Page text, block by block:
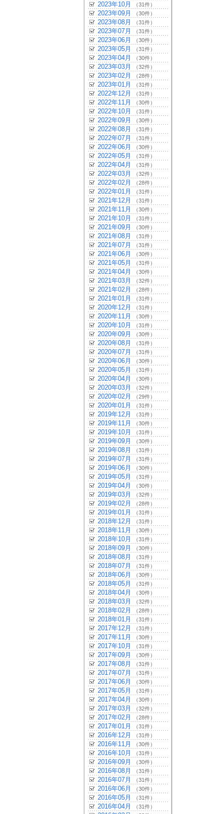
2023年10月 （31件）
2023年09月 （30件）
2023年08月 （31件）
2023年07月 （31件）
2023年06月 （30件）
2023年05月 （31件）
2023年04月 （30件）
2023年03月 （32件）
2023年02月 （28件）
2023年01月 （31件）
2022年12月 （31件）
2022年11月 （30件）
2022年10月 （31件）
2022年09月 （30件）
2022年08月 （31件）
2022年07月 （31件）
2022年06月 （30件）
2022年05月 （31件）
2022年04月 （31件）
2022年03月 （32件）
2022年02月 （28件）
2022年01月 （31件）
2021年12月 （31件）
2021年11月 （30件）
2021年10月 （31件）
2021年09月 （30件）
2021年08月 （31件）
2021年07月 （31件）
2021年06月 （30件）
2021年05月 （31件）
2021年04月 （30件）
2021年03月 （32件）
2021年02月 （28件）
2021年01月 （31件）
2020年12月 （31件）
2020年11月 （30件）
2020年10月 （31件）
2020年09月 （30件）
2020年08月 （31件）
2020年07月 （31件）
2020年06月 （30件）
2020年05月 （31件）
2020年04月 （30件）
2020年03月 （32件）
2020年02月 （29件）
2020年01月 （31件）
2019年12月 （31件）
2019年11月 （30件）
2019年10月 （31件）
2019年09月 （30件）
2019年08月 （31件）
2019年07月 （31件）
2019年06月 （30件）
2019年05月 （31件）
2019年04月 （30件）
2019年03月 （32件）
2019年02月 （28件）
2019年01月 （31件）
2018年12月 （31件）
2018年11月 （30件）
2018年10月 （31件）
2018年09月 （30件）
2018年08月 （31件）
2018年07月 （31件）
2018年06月 （30件）
2018年05月 （31件）
2018年04月 （30件）
2018年03月 （32件）
2018年02月 （28件）
2018年01月 （31件）
2017年12月 （31件）
2017年11月 （30件）
2017年10月 （31件）
2017年09月 （30件）
2017年08月 （31件）
2017年07月 （31件）
2017年06月 （30件）
2017年05月 （31件）
2017年04月 （30件）
2017年03月 （32件）
2017年02月 （28件）
2017年01月 （31件）
2016年12月 （31件）
2016年11月 （30件）
2016年10月 （31件）
2016年09月 （30件）
2016年08月 （31件）
2016年07月 （31件）
2016年06月 （30件）
2016年05月 （31件）
2016年04月 （31件）